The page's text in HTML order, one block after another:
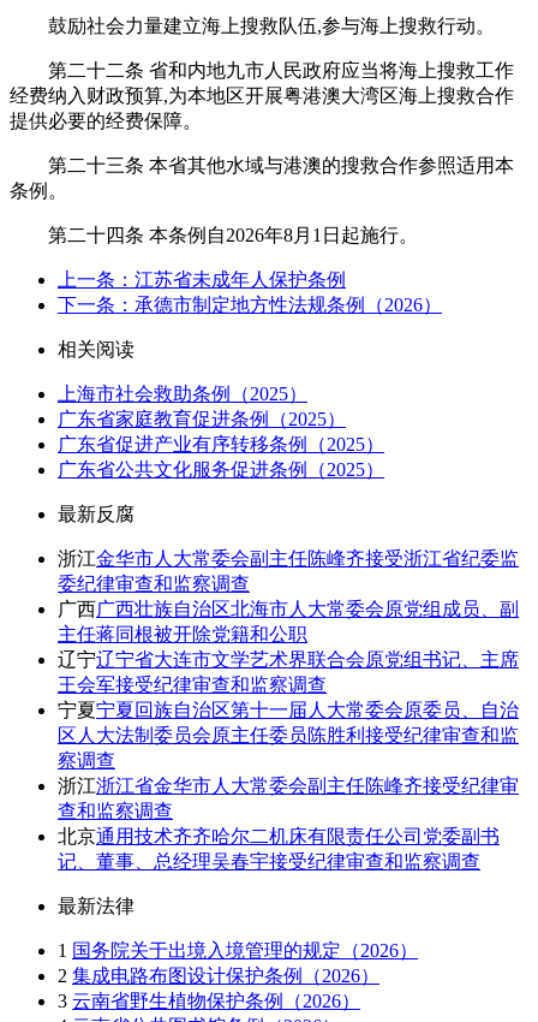
鼓励社会力量建立海上搜救队伍,参与海上搜救行动。
第二十二条 省和内地九市人民政府应当将海上搜救工作
经费纳入财政预算,为本地区开展粤港澳大湾区海上搜救合作
提供必要的经费保障。
第二十三条 本省其他水域与港澳的搜救合作参照适用本
条例。
第二十四条 本条例自2026年8月1日起施行。
上一条：江苏省未成年人保护条例
下一条：承德市制定地方性法规条例（2026）
相关阅读
上海市社会救助条例（2025）
广东省家庭教育促进条例（2025）
广东省促进产业有序转移条例（2025）
广东省公共文化服务促进条例（2025）
最新反腐
浙江金华市人大常委会副主任陈峰齐接受浙江省纪委监
委纪律审查和监察调查
广西广西壮族自治区北海市人大常委会原党组成员、副
主任蒋同根被开除党籍和公职
辽宁辽宁省大连市文学艺术界联合会原党组书记、主席
王会军接受纪律审查和监察调查
宁夏宁夏回族自治区第十一届人大常委会原委员、自治
区人大法制委员会原主任委员陈胜利接受纪律审查和监
察调查
浙江浙江省金华市人大常委会副主任陈峰齐接受纪律审
查和监察调查
北京通用技术齐齐哈尔二机床有限责任公司党委副书
记、董事、总经理吴春宇接受纪律审查和监察调查
最新法律
1 国务院关于出境入境管理的规定（2026）
2 集成电路布图设计保护条例（2026）
3 云南省野生植物保护条例（2026）